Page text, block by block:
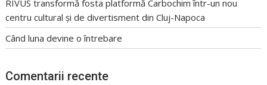
RIVUS transformă fosta platformă Carbochim într-un nou
centru cultural și de divertisment din Cluj-Napoca
Când luna devine o întrebare
Comentarii recente